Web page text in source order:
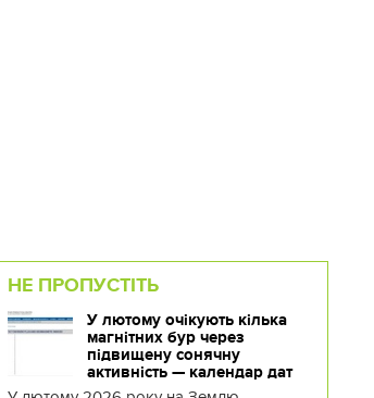
НЕ ПРОПУСТІТЬ
У лютому очікують кілька
магнітних бур через
підвищену сонячну
активність — календар дат